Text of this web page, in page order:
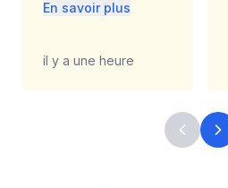
En savoir plus
il y a une heure